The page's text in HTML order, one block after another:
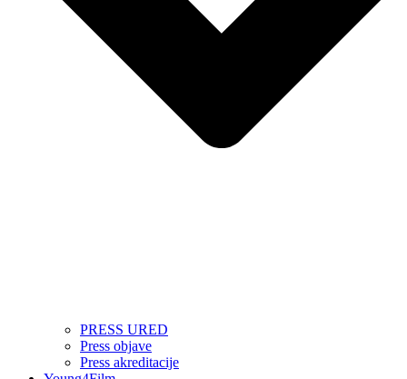
PRESS URED
Press objave
Press akreditacije